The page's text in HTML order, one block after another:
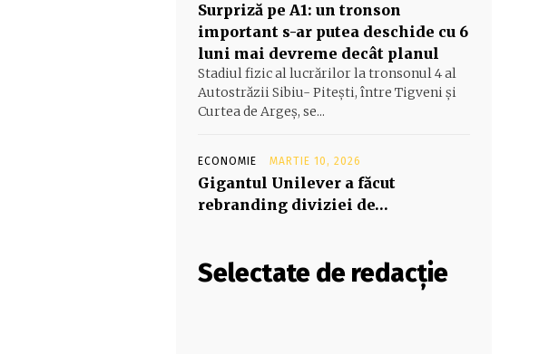
Surpriză pe A1: un tronson
important s-ar putea deschide cu 6
luni mai devreme decât planul
Stadiul fizic al lucrărilor la tronsonul 4 al
Autostrăzii Sibiu- Piteşti, între Tigveni şi
Curtea de Argeş, se...
ECONOMIE MARTIE 10, 2026
Gigantul Unilever a făcut
rebranding diviziei de…
Selectate de redacție